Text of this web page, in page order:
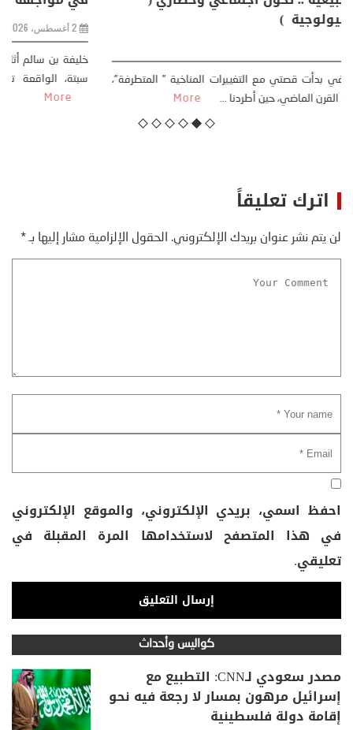
مقاربة سوسيولوجية )
كتب: منذر بالضيافي بدأت قصتي مع التغييرات المناخية ” المتطرفة”،
منذ نهاية ثمانينات القرن الماضي، حين أطردنا ...
اترك تعليقاً
لن يتم نشر عنوان بريدك الإلكتروني. الحقول الإلزامية مشار إليها بـ*
احفظ اسمي، بريدي الإلكتروني، والموقع الإلكتروني
في هذا المتصفح لاستخدامها المرة المقبلة في
تعليقي.
كواليس وأحداث
مصدر سعودي لـCNN: التطبيع مع
إسرائيل مرهون بمسار لا رجعة فيه نحو
إقامة دولة فلسطينية